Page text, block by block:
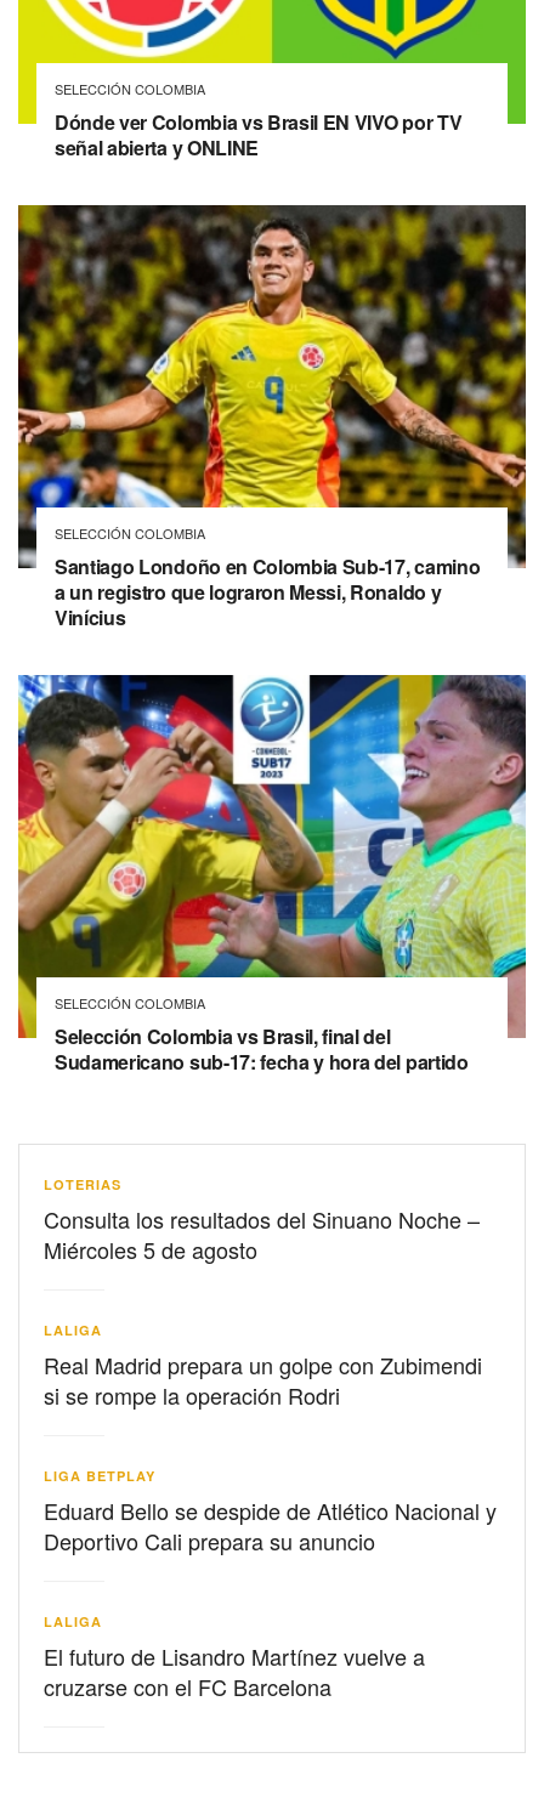
SELECCIÓN COLOMBIA
Dónde ver Colombia vs Brasil EN VIVO por TV
señal abierta y ONLINE
SELECCIÓN COLOMBIA
Santiago Londoño en Colombia Sub-17, camino
a un registro que lograron Messi, Ronaldo y
Vinícius
SELECCIÓN COLOMBIA
Selección Colombia vs Brasil, final del
Sudamericano sub-17: fecha y hora del partido
LOTERIAS
Consulta los resultados del Sinuano Noche –
Miércoles 5 de agosto
LALIGA
Real Madrid prepara un golpe con Zubimendi
si se rompe la operación Rodri
LIGA BETPLAY
Eduard Bello se despide de Atlético Nacional y
Deportivo Cali prepara su anuncio
LALIGA
El futuro de Lisandro Martínez vuelve a
cruzarse con el FC Barcelona